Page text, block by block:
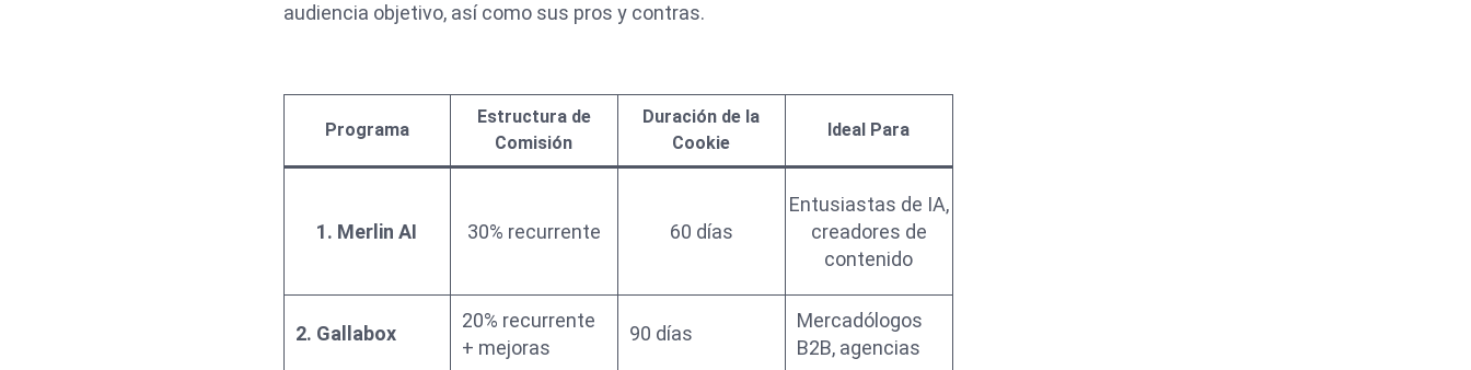
audiencia objetivo, así como sus pros y contras.
Programa
Estructura de
Comisión
Duración de la
Cookie
Ideal Para
1. Merlin AI 30% recurrente 60 días
Entusiastas de IA,
creadores de
contenido
2. Gallabox
20% recurrente
+ mejoras
90 días
Mercadólogos
B2B, agencias